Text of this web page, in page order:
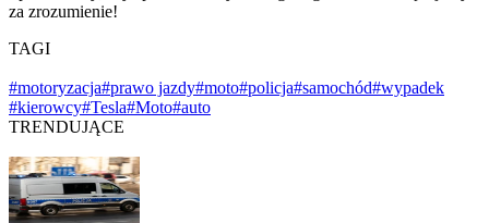
za zrozumienie!
TAGI
#motoryzacja#prawo jazdy#moto#policja#samochód#wypadek
#kierowcy#Tesla#Moto#auto
TRENDUJĄCE